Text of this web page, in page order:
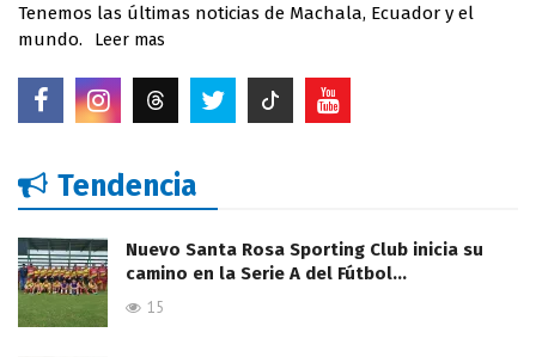
Tenemos las últimas noticias de Machala, Ecuador y el
mundo.
Leer mas
Tendencia
Nuevo Santa Rosa Sporting Club inicia su
camino en la Serie A del Fútbol…
15